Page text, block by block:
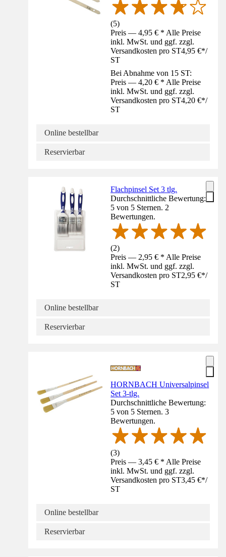
(5)
Preis — 4,95 € * Alle Preise
inkl. MwSt. und ggf. zzgl.
Versandkosten pro ST4,95 €*/
ST
Bei Abnahme von 15 ST:
Preis — 4,20 € * Alle Preise
inkl. MwSt. und ggf. zzgl.
Versandkosten pro ST4,20 €*/
ST
Online bestellbar
Reservierbar
Flachpinsel Set 3 tlg.
Durchschnittliche Bewertung:
5 von 5 Sternen. 2
Bewertungen.
(2)
Preis — 2,95 € * Alle Preise
inkl. MwSt. und ggf. zzgl.
Versandkosten pro ST2,95 €*/
ST
Online bestellbar
Reservierbar
HORNBACH Universalpinsel
Set 3-tlg.
Durchschnittliche Bewertung:
5 von 5 Sternen. 3
Bewertungen.
(3)
Preis — 3,45 € * Alle Preise
inkl. MwSt. und ggf. zzgl.
Versandkosten pro ST3,45 €*/
ST
Online bestellbar
Reservierbar